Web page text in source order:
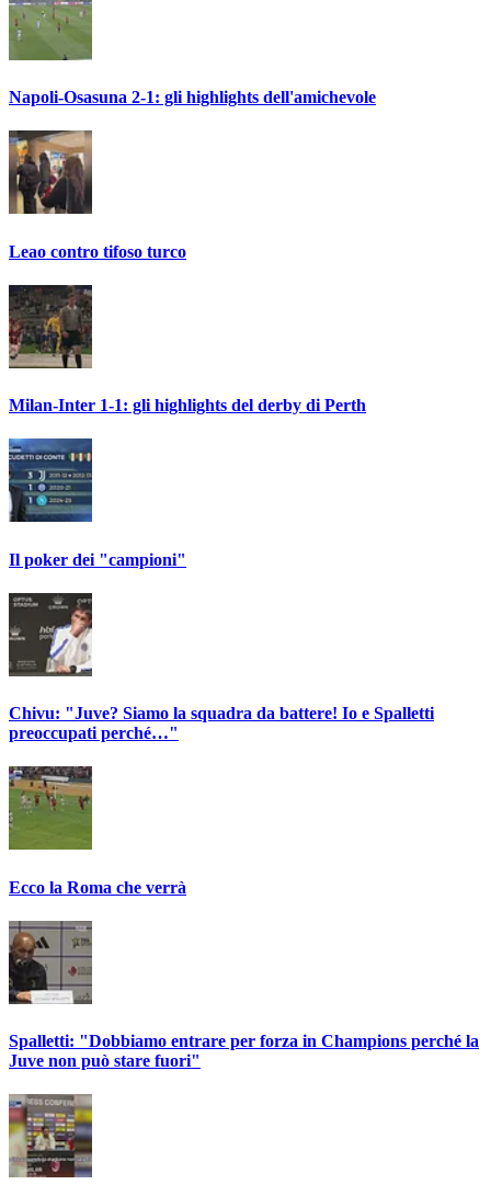
Napoli-Osasuna 2-1: gli highlights dell'amichevole
Leao contro tifoso turco
Milan-Inter 1-1: gli highlights del derby di Perth
Il poker dei "campioni"
Chivu: "Juve? Siamo la squadra da battere! Io e Spalletti
preoccupati perché…"
Ecco la Roma che verrà
Spalletti: "Dobbiamo entrare per forza in Champions perché la
Juve non può stare fuori"